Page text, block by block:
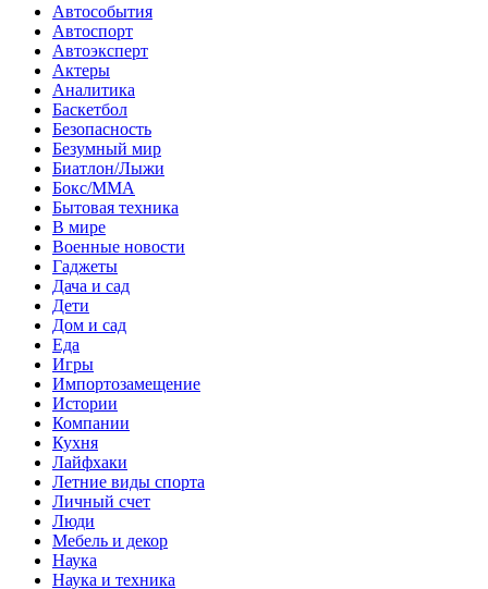
Автособытия
Автоспорт
Автоэксперт
Актеры
Аналитика
Баскетбол
Безопасность
Безумный мир
Биатлон/Лыжи
Бокс/MMA
Бытовая техника
В мире
Военные новости
Гаджеты
Дача и сад
Дети
Дом и сад
Еда
Игры
Импортозамещение
Истории
Компании
Кухня
Лайфхаки
Летние виды спорта
Личный счет
Люди
Мебель и декор
Наука
Наука и техника